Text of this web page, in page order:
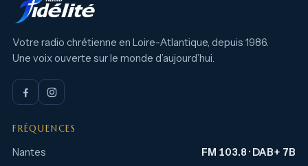
Votre radio chrétienne en Loire-Atlantique, depuis 1986.
Une voix ouverte sur le monde d’aujourd’hui.
FRÉQUENCES
Nantes FM 103.8 · DAB+ 7B